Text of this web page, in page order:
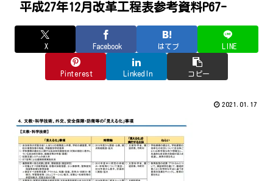
平成27年12月改革工程表参考資料P67-
X Facebook はてブ LINE
Pinterest LinkedIn コピー
2021.01.17